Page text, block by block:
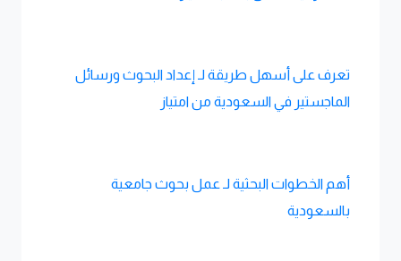
تعرف على أسهل طريقة لـ إعداد البحوث ورسائل
الماجستير في السعودية من امتياز
أهم الخطوات البحثية لـ عمل بحوث جامعية
بالسعودية